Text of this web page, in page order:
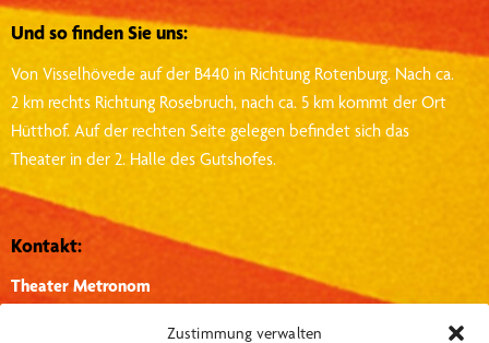
Zustimmung verwalten
Und so finden Sie uns:
Von Visselhövede auf der B440 in Richtung Rotenburg. Nach ca.
2 km rechts Richtung Rosebruch, nach ca. 5 km kommt der Ort
Hütthof. Auf der rechten Seite gelegen befindet sich das
Theater in der 2. Halle des Gutshofes.
Kontakt:
Theater Metronom